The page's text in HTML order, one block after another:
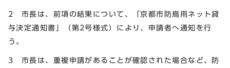
2 市長は、前項の結果について、「京都市防鳥用ネット貸
与決定通知書」（第2号様式）により、申請者へ通知を行
う。
3 市長は、重複申請があることが確認された場合など、防